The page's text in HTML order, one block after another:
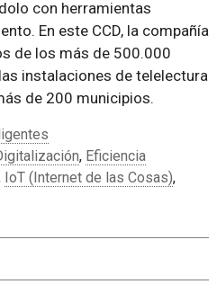
con herramientas
En este CCD, la compañía
de los más de 500.000
instalaciones de telelectura
de 200 municipios.
, Eficiencia
IoT (Internet de las Cosas),